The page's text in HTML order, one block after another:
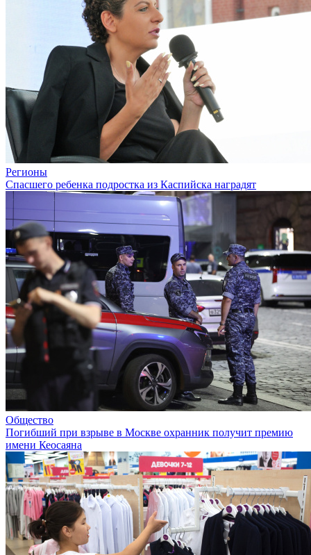
Регионы
Спасшего ребенка подростка из Каспийска наградят
Общество
Погибший при взрыве в Москве охранник получит премию
имени Кеосаяна